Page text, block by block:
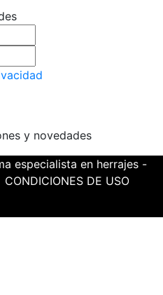
y novedades
especialista en herrajes -
CONDICIONES DE USO